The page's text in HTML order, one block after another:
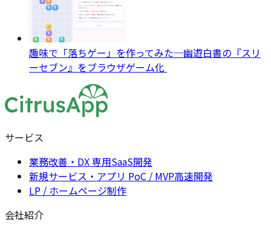
趣味で「落ちゲー」を作ってみた─幽遊白書の『スリ
ーセブン』をブラウザゲーム化
サービス
業務改善・DX 専用SaaS開発
新規サービス・アプリ PoC / MVP高速開発
LP / ホームページ制作
会社紹介